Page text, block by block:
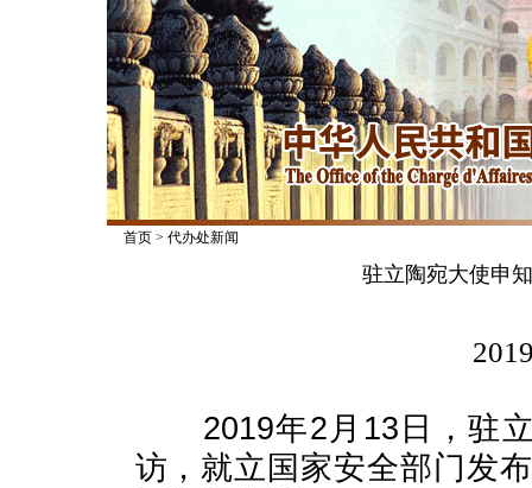
首页> 代办处新闻
驻立陶宛大使申
2019年2月13日，驻立
访，就立国家安全部门发